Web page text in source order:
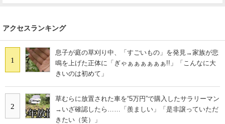
アクセスランキング
1
息子が庭の草刈り中、「すごいもの」を発見→家族が悲
鳴を上げた正体に「ぎゃぁぁぁぁぁぁ!!」「こんなに大
きいのは初めて」
2
草むらに放置された車を“5万円”で購入したサラリーマン
→いざ確認したら……「羨ましい」「是非譲っていただ
きたい（笑）」